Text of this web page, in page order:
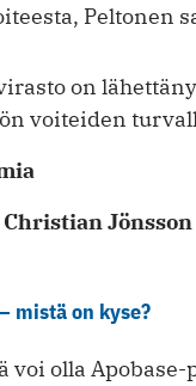
Peltonen
on
voiteiden
Christian Jönsson
mistä on kyse?
voi olla